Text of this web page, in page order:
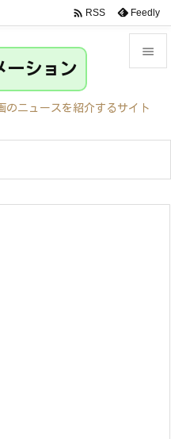

サイド
前へ

 RSS Feedly
ーション
ニュースを紹介するサイト